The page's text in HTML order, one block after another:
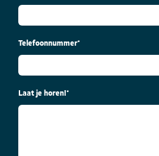
Telefoonnummer*
Laat je horen!*